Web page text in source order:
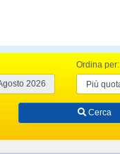
Ordina per:
Cerca